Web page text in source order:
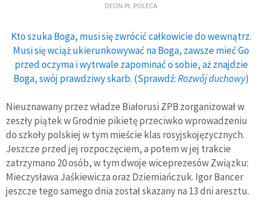
DEON.PL POLECA
Kto szuka Boga, musi się zwrócić całkowicie do wewnątrz.
Musi się wciąż ukierunkowywać na Boga, zawsze mieć Go
przed oczyma i wytrwale zapominać o sobie, aż znajdzie
Boga, swój prawdziwy skarb. (Sprawdź:Rozwój duchowy)
Nieuznawany przez władze Białorusi ZPB zorganizował w
zeszły piątek w Grodnie pikietę przeciwko wprowadzeniu
do szkoły polskiej w tym mieście klas rosyjskojęzycznych.
Jeszcze przed jej rozpoczęciem, a potem w jej trakcie
zatrzymano 20 osób, w tym dwoje wiceprezesów Związku:
Mieczysława Jaśkiewicza oraz Dziemiańczuk. Igor Bancer
jeszcze tego samego dnia został skazany na 13 dni aresztu.